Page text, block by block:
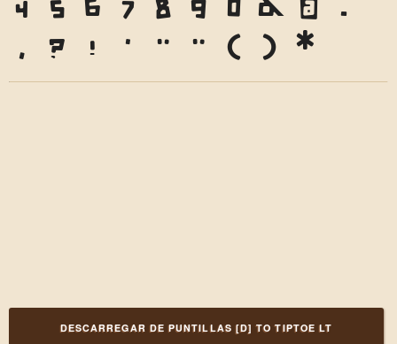
,
? ! ' " " ( ) *
DESCARREGAR DE PUNTILLAS [D] TO TIPTOE LT